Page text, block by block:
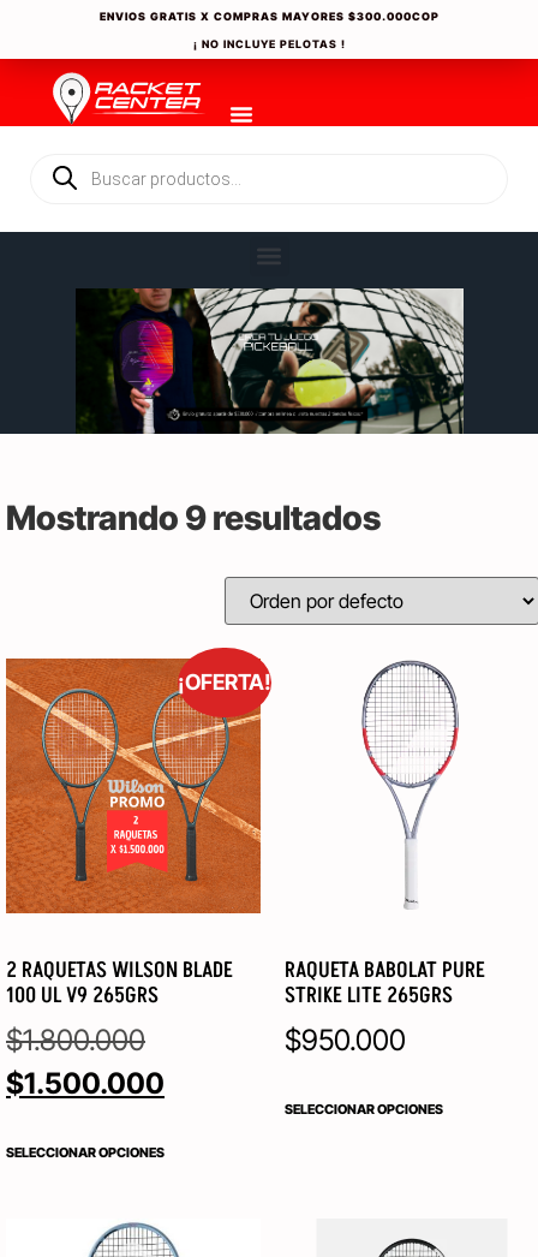
ENVIOS GRATIS X COMPRAS MAYORES $300.000COP
¡ NO INCLUYE PELOTAS !
Mostrando 9 resultados
¡OFERTA!
2 RAQUETAS WILSON BLADE
100 UL V9 265GRS
$1.800.000
$1.500.000
SELECCIONAR OPCIONES
RAQUETA BABOLAT PURE
STRIKE LITE 265GRS
$950.000
SELECCIONAR OPCIONES